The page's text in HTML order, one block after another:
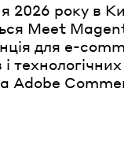
2026 року в
Meet
для e-
і
Adobe